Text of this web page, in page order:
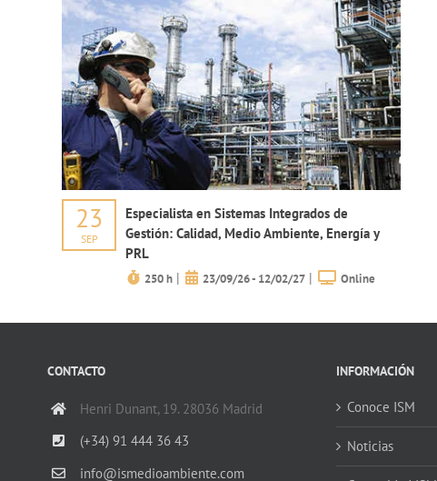
23
SEP
Especialista en Sistemas Integrados de
Gestión: Calidad, Medio Ambiente, Energía y
PRL
250 h | 23/09/26 - 12/02/27 | Online
CONTACTO
Henri Dunant, 19. 28036 Madrid
(+34) 91 444 36 43
info@ismedioambiente.com
INFORMACIÓN
Conoce ISM
Noticias